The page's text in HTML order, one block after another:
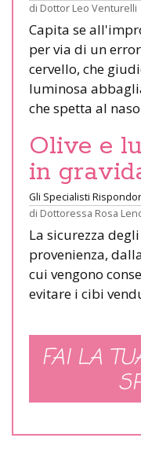
di Dottor Leo Venturelli
Capita se
per via di un
cervello, che
luminosa
che spetta al
Olive e
in
Gli Specialisti
di Dottoressa Rosa
La sicurezza
provenienza,
cui vengono
evitare i cibi
FAI LA